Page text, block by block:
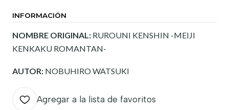
INFORMACIÓN
NOMBRE ORIGINAL: RUROUNI KENSHIN -MEIJI
KENKAKU ROMANTAN-
AUTOR: NOBUHIRO WATSUKI
Agregar a la lista de favoritos